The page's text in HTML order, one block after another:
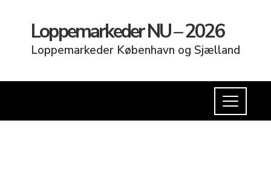
Loppemarkeder NU – 2026
Loppemarkeder København og Sjælland